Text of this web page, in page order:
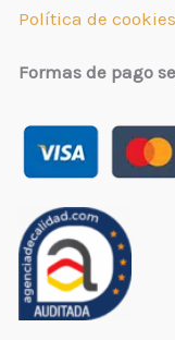
Política de cookies
Formas de pago